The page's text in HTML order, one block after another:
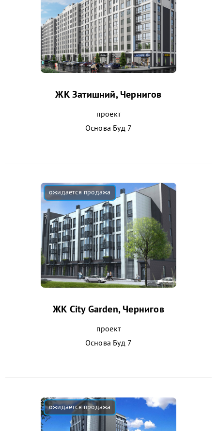
ЖК Затишний, Чернигов
проект
Основа Буд 7
ЖК City Garden, Чернигов
проект
Основа Буд 7